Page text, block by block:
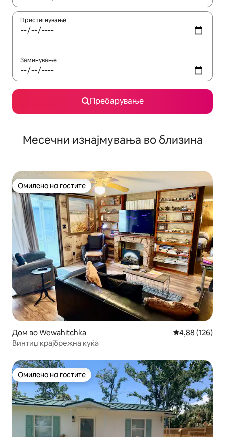
Пристигнување
Заминување
Пребарување
Месечни изнајмувања во близина
Омилено на гостите
Омилено на гостите
Дом во Wewahitchka Просечна
4,88 (126)
Винтиџ крајбрежна куќа
Омилено на гостите
Омилено на гостите